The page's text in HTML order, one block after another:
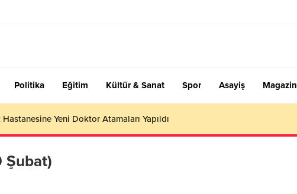
Politika Eğitim Kültür & Sanat Spor Asayiş Magazin
Yeni Doktor Atamaları Yapıldı
Şubat)